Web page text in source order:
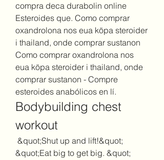
compra deca durabolin online
Esteroides que. Como comprar
oxandrolona nos eua köpa steroider
i thailand, onde comprar sustanon
Como comprar oxandrolona nos
eua köpa steroider i thailand, onde
comprar sustanon - Compre
esteroides anabólicos en lí.
Bodybuilding chest
workout
&quot;Eat big to get big. &quot;